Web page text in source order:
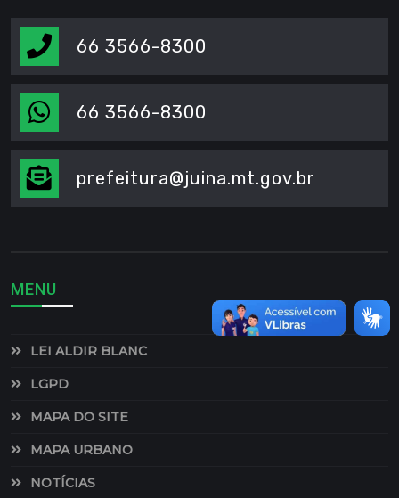
66 3566-8300
66 3566-8300
prefeitura@juina.mt.gov.br
MENU
LEI ALDIR BLANC
LGPD
MAPA DO SITE
MAPA URBANO
NOTÍCIAS